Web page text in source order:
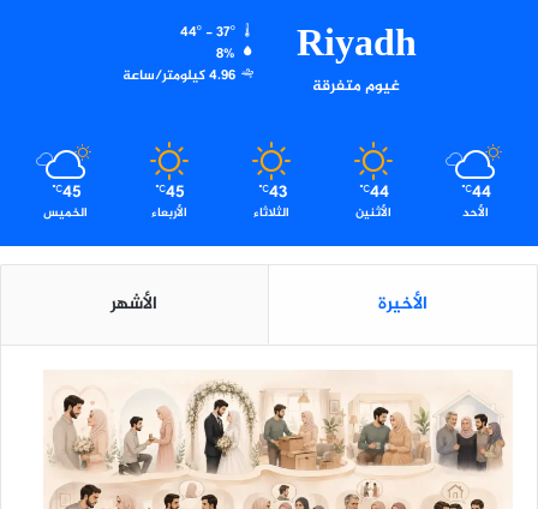
Riyadh
غيوم متفرقة
44º - 37º
8%
4.96 كيلومتر/ساعة
44
℃
الأحد
44
℃
الأثنين
43
℃
الثلاثاء
45
℃
الأربعاء
45
℃
الخميس
الأخيرة الأشهر